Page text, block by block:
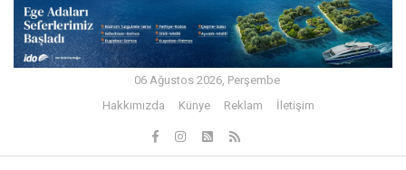
06 Ağustos 2026, Perşembe
Hakkımızda
Künye Reklam İletişim